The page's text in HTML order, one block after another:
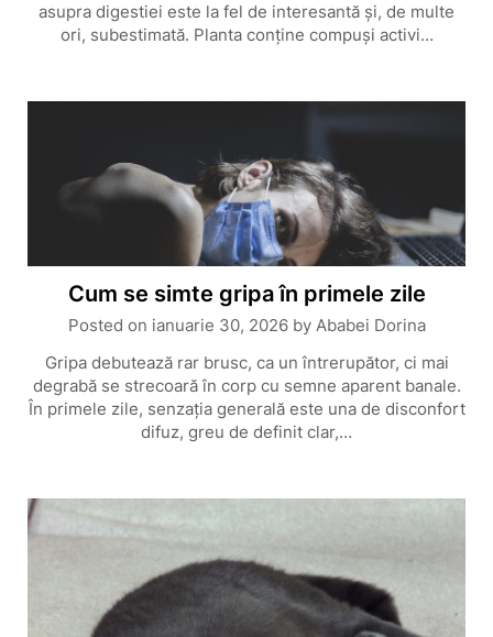
asupra digestiei este la fel de interesantă și, de multe
ori, subestimată. Planta conține compuși activi…
Cum se simte gripa în primele zile
Posted on ianuarie 30, 2026by Ababei Dorina
Gripa debutează rar brusc, ca un întrerupător, ci mai
degrabă se strecoară în corp cu semne aparent banale.
În primele zile, senzația generală este una de disconfort
difuz, greu de definit clar,…